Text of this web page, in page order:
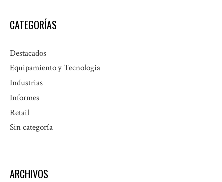
CATEGORÍAS
Destacados
Equipamiento y Tecnología
Industrias
Informes
Retail
Sin categoría
ARCHIVOS